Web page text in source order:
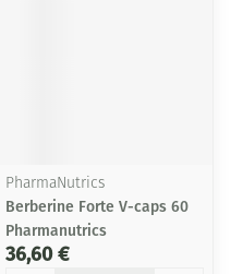
PharmaNutrics
Berberine Forte V-caps 60
Pharmanutrics
36,60 €